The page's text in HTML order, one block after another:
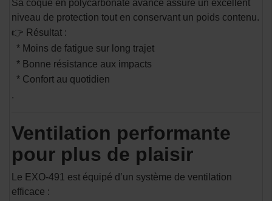
Sa coque en polycarbonate avancé assure un excellent
niveau de protection tout en conservant un poids contenu.
👉 Résultat :
* Moins de fatigue sur long trajet
* Bonne résistance aux impacts
* Confort au quotidien
.
Ventilation performante
pour plus de plaisir
Le EXO-491 est équipé d’un système de ventilation
efficace :